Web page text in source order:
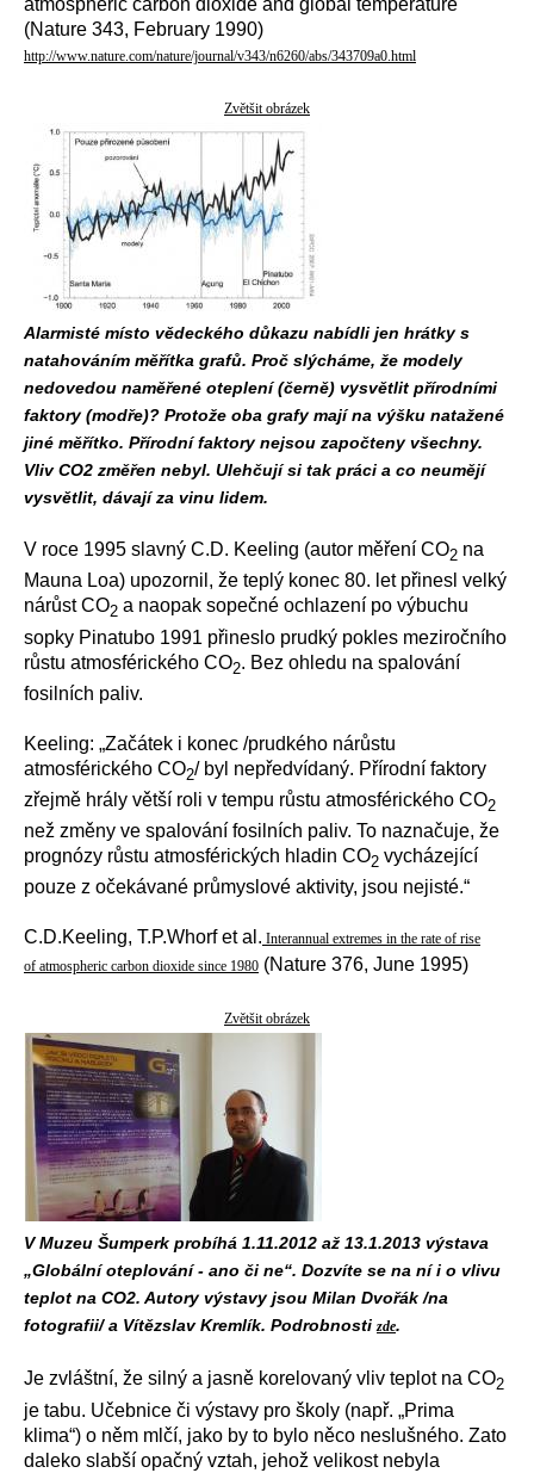
atmospheric carbon dioxide and global temperature
(Nature 343, February 1990)
http://www.nature.com/nature/journal/v343/n6260/abs/343709a0.html
Zvětšit obrázek
Alarmisté místo vědeckého důkazu nabídli jen hrátky s
natahováním měřítka grafů. Proč slýcháme, že modely
nedovedou naměřené oteplení (černě) vysvětlit přírodními
faktory (modře)? Protože oba grafy mají na výšku natažené
jiné měřítko. Přírodní faktory nejsou započteny všechny.
Vliv CO2 změřen nebyl. Ulehčují si tak práci a co neumějí
vysvětlit, dávají za vinu lidem.
V roce 1995 slavný C.D. Keeling (autor měření CO2 na
Mauna Loa) upozornil, že teplý konec 80. let přinesl velký
nárůst CO2 a naopak sopečné ochlazení po výbuchu
sopky Pinatubo 1991 přineslo prudký pokles meziročního
růstu atmosférického CO2. Bez ohledu na spalování
fosilních paliv.
Keeling: „Začátek i konec /prudkého nárůstu
atmosférického CO2/ byl nepředvídaný. Přírodní faktory
zřejmě hrály větší roli v tempu růstu atmosférického CO2
než změny ve spalování fosilních paliv. To naznačuje, že
prognózy růstu atmosférických hladin CO2 vycházející
pouze z očekávané průmyslové aktivity, jsou nejisté.“
C.D.Keeling, T.P.Whorf et al. Interannual extremes in the rate of rise
of atmospheric carbon dioxide since 1980 (Nature 376, June 1995)
Zvětšit obrázek
V Muzeu Šumperk probíhá 1.11.2012 až 13.1.2013 výstava
„Globální oteplování - ano či ne“. Dozvíte se na ní i o vlivu
teplot na CO2. Autory výstavy jsou Milan Dvořák /na
fotografii/ a Vítězslav Kremlík. Podrobnostizde.
Je zvláštní, že silný a jasně korelovaný vliv teplot na CO2
je tabu. Učebnice či výstavy pro školy (např. „Prima
klima“) o něm mlčí, jako by to bylo něco neslušného. Zato
daleko slabší opačný vztah, jehož velikost nebyla